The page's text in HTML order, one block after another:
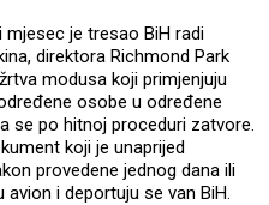
mjesec je tresao BiH radi
direktora Richmond Park
modusa koji primjenjuju
osobe u određene
se po hitnoj proceduri zatvore.
koji je unaprijed
provedene jednog dana ili
i deportuju se van BiH.